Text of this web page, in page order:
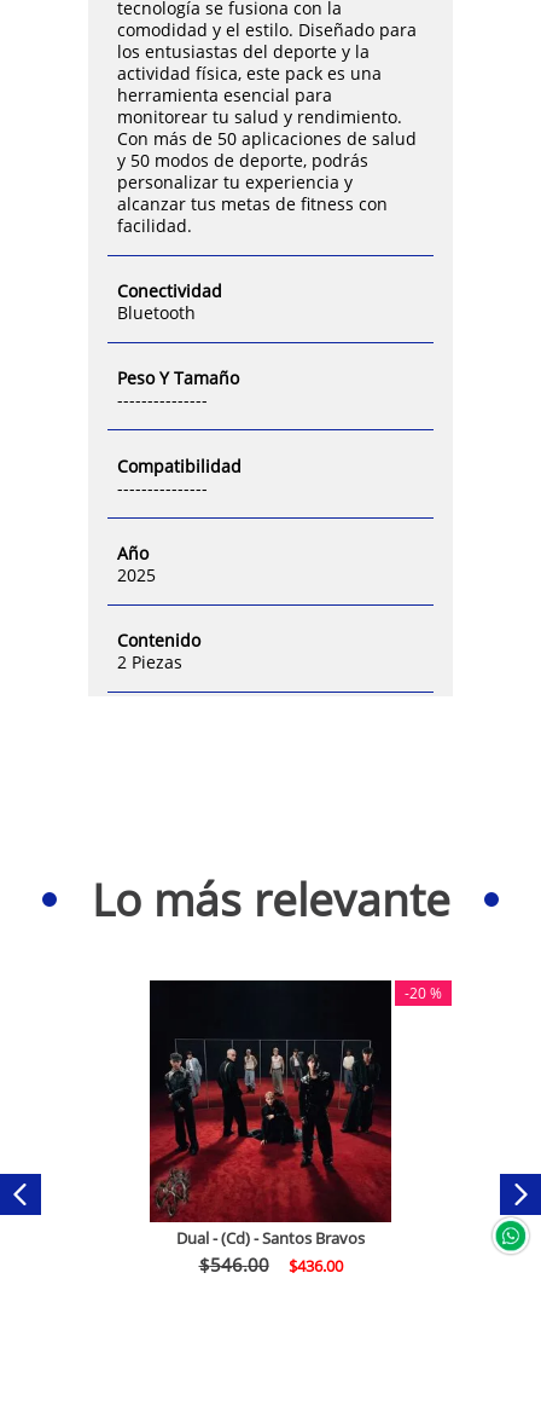
tecnología se fusiona con la
comodidad y el estilo. Diseñado para
los entusiastas del deporte y la
actividad física, este pack es una
herramienta esencial para
monitorear tu salud y rendimiento.
Con más de 50 aplicaciones de salud
y 50 modos de deporte, podrás
personalizar tu experiencia y
alcanzar tus metas de fitness con
facilidad.
Conectividad
Bluetooth
Peso Y Tamaño
---------------
Compatibilidad
---------------
Año
2025
Contenido
2 Piezas
Lo más relevante
-20 %
Dual - (Cd) - Santos Bravos
$546.00 $436.00